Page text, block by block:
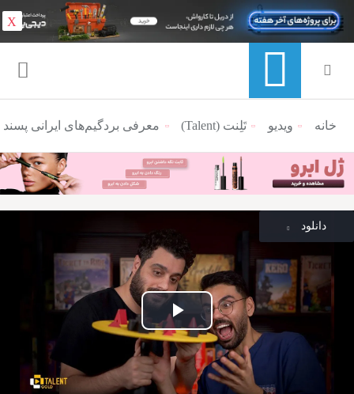
منوی ناوبری خرده نان
خانه ویدیو تَلِنت (Talent) معرفی بردگیم‌های ایرانی
پخش
ویدیو
دانلود
X